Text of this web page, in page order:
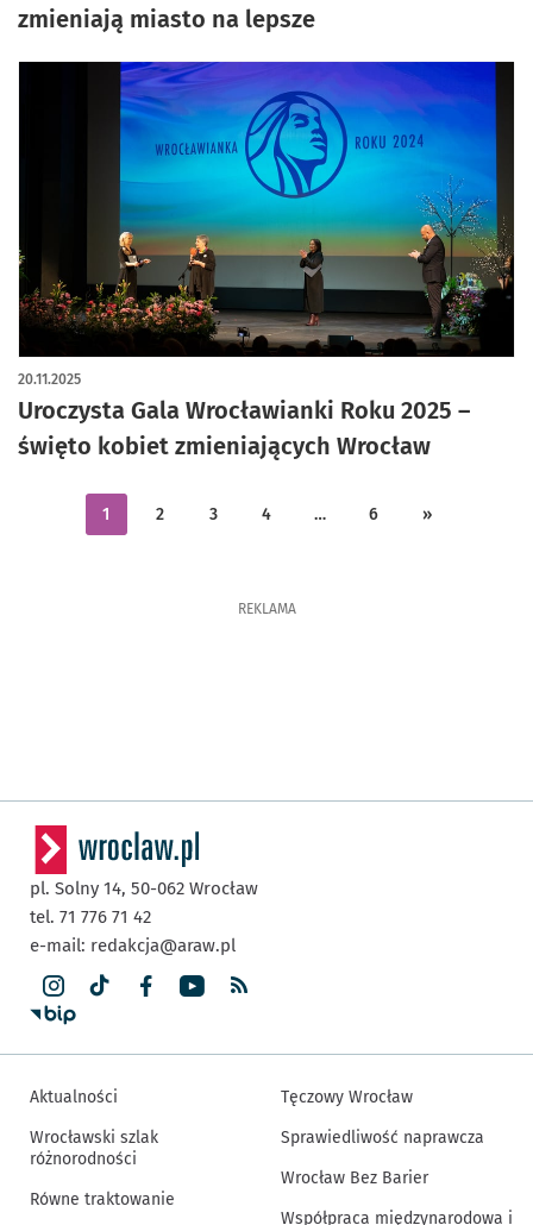
zmieniają miasto na lepsze
Uroczysta Gala Wrocławianki Roku 2025 –
święto kobiet zmieniających Wrocław
20.11.2025
1 2 3 4 … 6 »
REKLAMA
pl. Solny 14, 50-062 Wrocław
tel. 71 776 71 42
e-mail: redakcja@araw.pl
Aktualności
Wrocławski szlak
różnorodności
Równe traktowanie
Tęczowy Wrocław
Sprawiedliwość naprawcza
Wrocław Bez Barier
Współpraca międzynarodowa i